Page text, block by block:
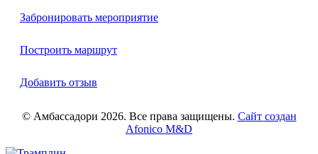
Забронировать мероприятие
Построить маршрут
Добавить отзыв
© Амбассадори 2026. Все права защищены. Сайт создан
Afonico M&D